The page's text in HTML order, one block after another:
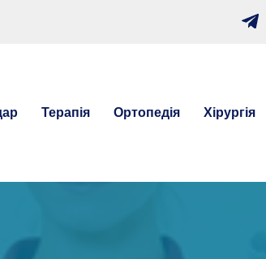
Терапія Ортопедія Хірургія